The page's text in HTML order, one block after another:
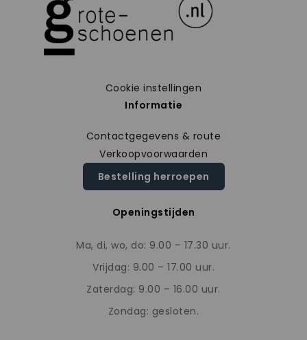
Cookie instellingen
Informatie
Contactgegevens & route
Verkoopvoorwaarden
Bestelling herroepen
Openingstijden
Ma, di, wo, do: 9.00 – 17.30 uur.
Vrijdag: 9.00 – 17.00 uur.
Zaterdag: 9.00 – 16.00 uur.
Zondag: gesloten.